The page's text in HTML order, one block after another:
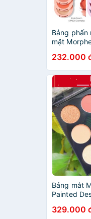
Bảng phấn
mặt
232.000
Bảng mắt
Painted
329.000